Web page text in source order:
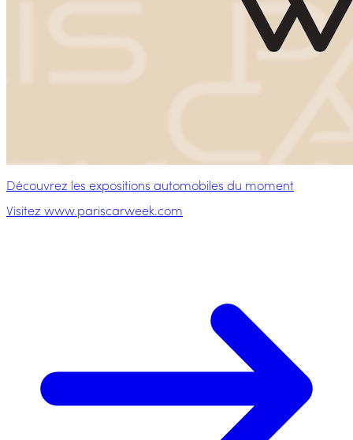
Découvrez les expositions automobiles du moment
Visitez www.pariscarweek.com